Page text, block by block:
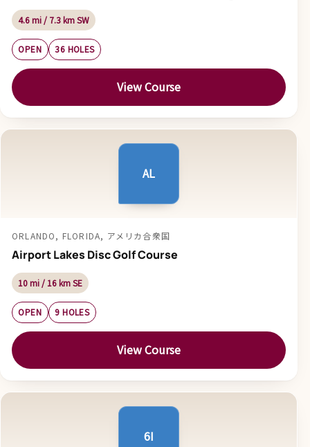
4.6 mi / 7.3 km SW
OPEN 36 HOLES
View Course
AL
ORLANDO, FLORIDA, アメリカ合衆国
Airport Lakes Disc Golf Course
10 mi / 16 km SE
OPEN 9 HOLES
View Course
6I